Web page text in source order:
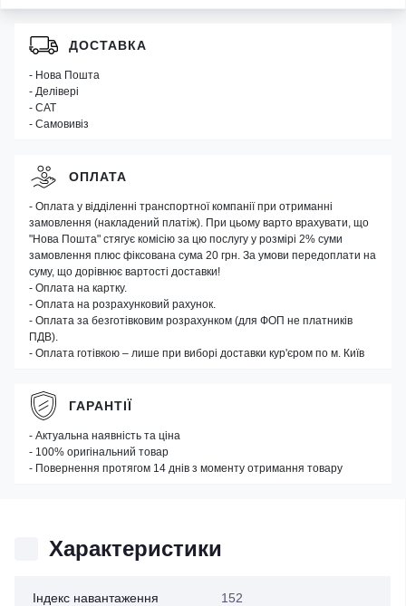
Характеристики
Індекс навантаження 152
ДОСТАВКА
- Нова Пошта
- Делівері
- САТ
- Самовивіз
ОПЛАТА
- Оплата у відділенні транспортної компанії при отриманні
замовлення (накладений платіж). При цьому варто врахувати, що
"Нова Пошта" стягує комісію за цю послугу у розмірі 2% суми
замовлення плюс фіксована сума 20 грн. За умови передоплати на
суму, що дорівнює вартості доставки!
- Оплата на картку.
- Оплата на розрахунковий рахунок.
- Оплата за безготівковим розрахунком (для ФОП не платників
ПДВ).
- Оплата готівкою – лише при виборі доставки кур'єром по м. Київ
ГАРАНТІЇ
- Актуальна наявність та ціна
- 100% оригінальний товар
- Повернення протягом 14 днів з моменту отримання товару